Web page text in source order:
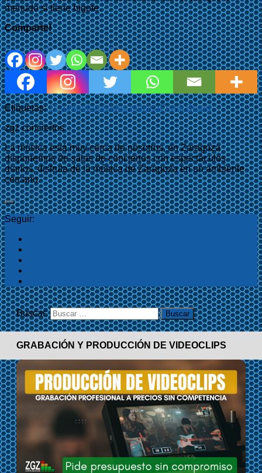
menudo si tiene bigote.
Comparte!
Etiquetas:11 junioefemérides músicaFrank Beard
zgz conciertos
La música está muy cerca de nosotros, en Zaragoza
disponemos de salas de conciertos con espectáculos
diarios, disfruta de la música de Zaragoza en un ambiente
cercano.
Seguir:
Buscar:
GRABACIÓN Y PRODUCCIÓN DE VIDEOCLIPS